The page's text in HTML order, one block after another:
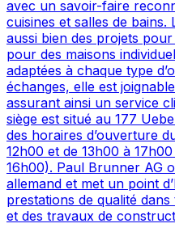
avec un savoir-faire
cuisines et salles de bains.
aussi bien des projets
pour des maisons
adaptées à chaque type
échanges, elle est
assurant ainsi un service
siège est situé au 177
des horaires d’ouverture
12h00 et de 13h00 à
16h00). Paul Brunner AG
allemand et met un point
prestations de qualité
et des travaux de